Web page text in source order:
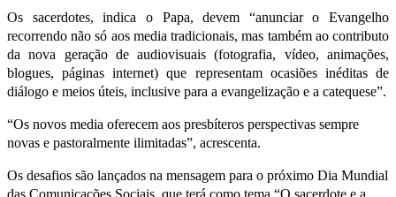
Os sacerdotes, indica o Papa, devem “anunciar o Evangelho
recorrendo não só aos media tradicionais, mas também ao contributo
da nova geração de audiovisuais (fotografia, vídeo, animações,
blogues, páginas internet) que representam ocasiões inéditas de
diálogo e meios úteis, inclusive para a evangelização e a catequese”.
“Os novos media oferecem aos presbíteros perspectivas sempre
novas e pastoralmente ilimitadas”, acrescenta.
Os desafios são lançados na mensagem para o próximo Dia Mundial
das Comunicações Sociais, que terá como tema “O sacerdote e a